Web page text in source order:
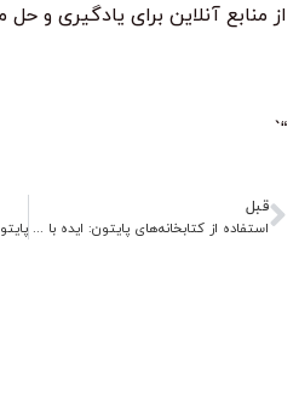
از منابع آنلاین برای یادگیری و
“`
قبل
استفاده از کتابخانه‌های پایتون: ایده با Pandas، NumPy، Matplotlib و SciPy